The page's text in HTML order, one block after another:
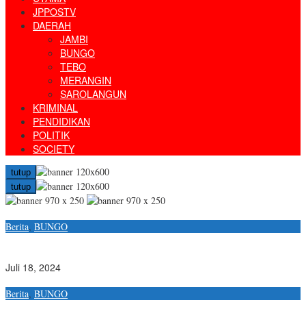
JPPOSTV
DAERAH
JAMBI
BUNGO
TEBO
MERANGIN
SAROLANGUN
KRIMINAL
PENDIDIKAN
POLITIK
SOCIETY
tutup
tutup
Berita, BUNGO
Juli 18, 2024
Berita, BUNGO